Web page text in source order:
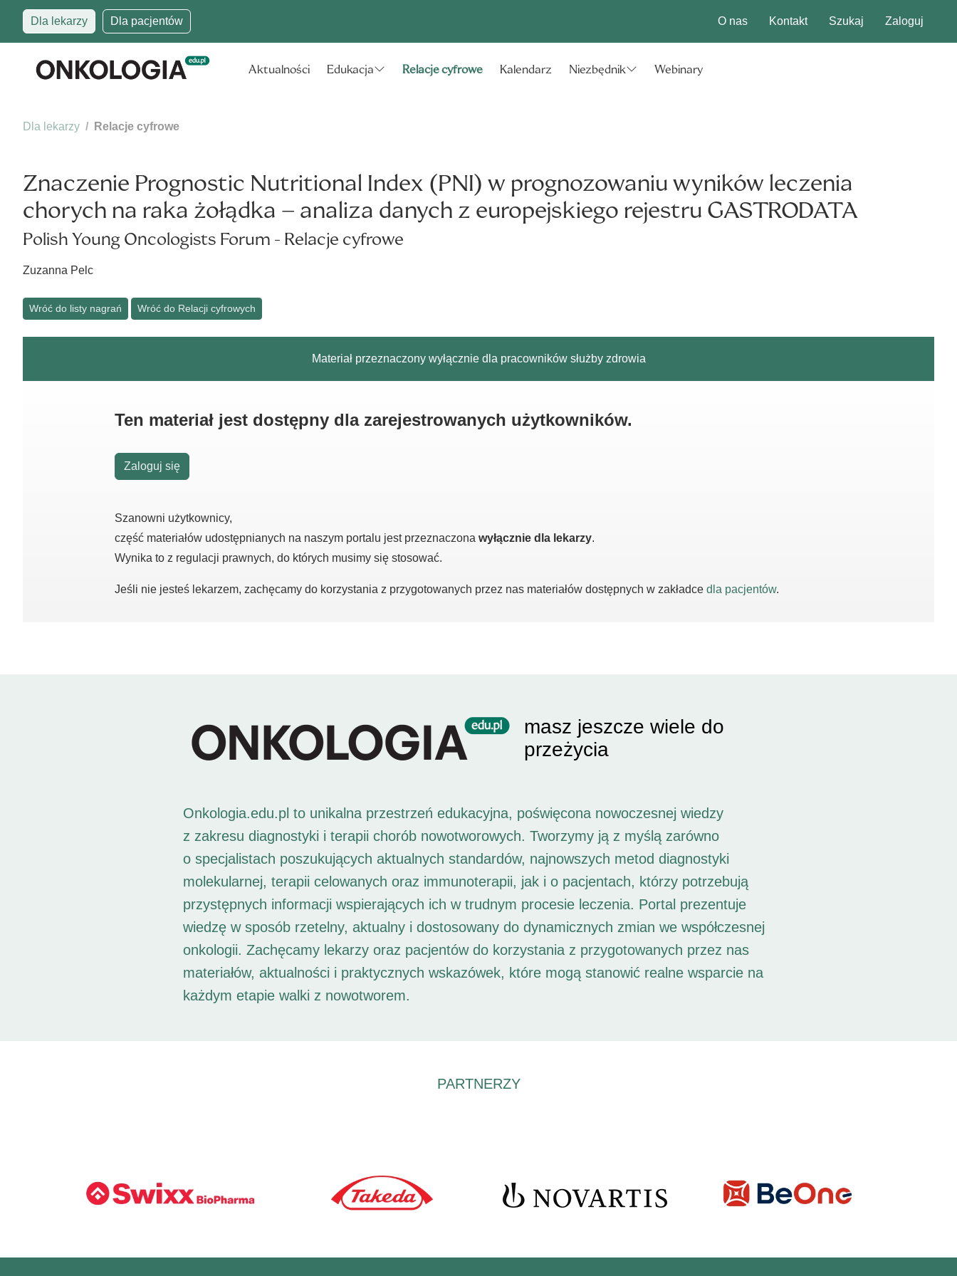
Dla lekarzy Dla pacjentów O nas Kontakt Szukaj Zaloguj
Aktualności Edukacja Relacje cyfrowe Kalendarz Niezbędnik Webinary
Dla lekarzy Relacje cyfrowe
Znaczenie Prognostic Nutritional Index (PNI) w prognozowaniu wyników leczenia
chorych na raka żołądka – analiza danych z europejskiego rejestru GASTRODATA
Polish Young Oncologists Forum - Relacje cyfrowe
Zuzanna Pelc
Wróć do listy nagrań Wróć do Relacji cyfrowych
Materiał przeznaczony wyłącznie dla pracowników służby zdrowia
Ten materiał jest dostępny dla zarejestrowanych użytkowników.
Zaloguj się
Szanowni użytkownicy,
część materiałów udostępnianych na naszym portalu jest przeznaczona wyłącznie dla lekarzy.
Wynika to z regulacji prawnych, do których musimy się stosować.
Jeśli nie jesteś lekarzem, zachęcamy do korzystania z przygotowanych przez nas materiałów dostępnych w zakładce dla pacjentów.
masz jeszcze wiele do
przeżycia
Onkologia.edu.pl to unikalna przestrzeń edukacyjna, poświęcona nowoczesnej wiedzy
z zakresu diagnostyki i terapii chorób nowotworowych. Tworzymy ją z myślą zarówno
o specjalistach poszukujących aktualnych standardów, najnowszych metod diagnostyki
molekularnej, terapii celowanych oraz immunoterapii, jak i o pacjentach, którzy potrzebują
przystępnych informacji wspierających ich w trudnym procesie leczenia. Portal prezentuje
wiedzę w sposób rzetelny, aktualny i dostosowany do dynamicznych zmian we współczesnej
onkologii. Zachęcamy lekarzy oraz pacjentów do korzystania z przygotowanych przez nas
materiałów, aktualności i praktycznych wskazówek, które mogą stanowić realne wsparcie na
każdym etapie walki z nowotworem.
PARTNERZY